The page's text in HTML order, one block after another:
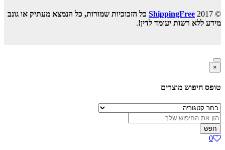
© 2017
ShippingFree כל הזכוכיות שמורות, כל הנמצא מעתיק או גונב
מידע ללא רשות יעומד לדין!.
×
טופס חיפוש מוצרים
חפש
0